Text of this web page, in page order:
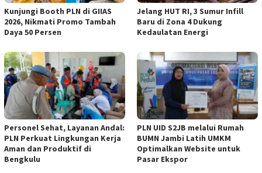
Kunjungi Booth PLN di GIIAS
2026, Nikmati Promo Tambah
Daya 50 Persen
Jelang HUT RI, 3 Sumur Infill
Baru di Zona 4 Dukung
Kedaulatan Energi
Personel Sehat, Layanan Andal:
PLN Perkuat Lingkungan Kerja
Aman dan Produktif di
Bengkulu
PLN UID S2JB melalui Rumah
BUMN Jambi Latih UMKM
Optimalkan Website untuk
Pasar Ekspor